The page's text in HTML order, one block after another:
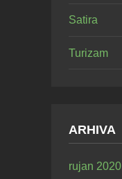
Satira
Turizam
ARHIVA
rujan 2020